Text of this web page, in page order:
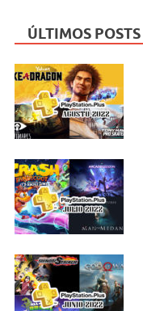
ÚLTIMOS POSTS